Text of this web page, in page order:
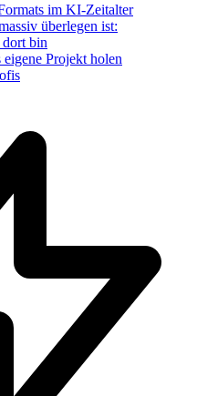
im KI-Zeitalter
überlegen ist:
bin
Projekt holen